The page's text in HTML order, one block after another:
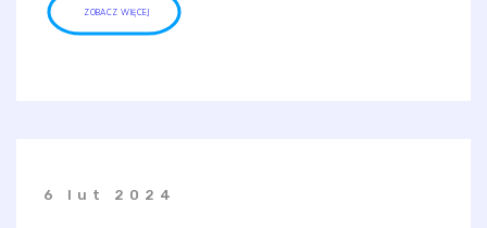
ZOBACZ WIĘCEJ
6 lut 2024